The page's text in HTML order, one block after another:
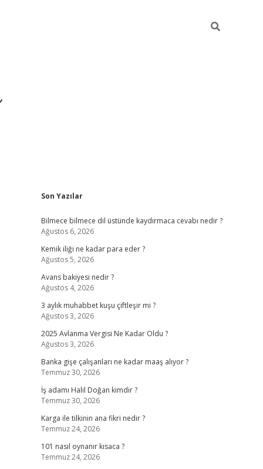
Sidebar
Son Yazılar
Bilmece bilmece dil üstünde kaydırmaca cevabı nedir ?
Ağustos 6, 2026
Kemik iliği ne kadar para eder ?
Ağustos 5, 2026
Avans bakiyesi nedir ?
Ağustos 4, 2026
3 aylık muhabbet kuşu çiftleşir mi ?
Ağustos 3, 2026
2025 Avlanma Vergisi Ne Kadar Oldu ?
Ağustos 3, 2026
Banka gişe çalışanları ne kadar maaş alıyor ?
Temmuz 30, 2026
İş adamı Halil Doğan kimdir ?
Temmuz 30, 2026
Karga ile tilkinin ana fikri nedir ?
Temmuz 24, 2026
101 nasıl oynanır kısaca ?
Temmuz 24, 2026